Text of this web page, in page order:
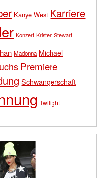
Kanye West Karriere
Konzert Kristen Stewart
Madonna Michael
Premiere
Schwangerschaft
Twilight